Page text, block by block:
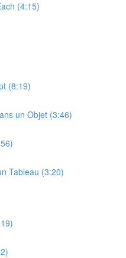
(4:15)
(8:19)
un Objet (3:46)
Tableau (3:20)